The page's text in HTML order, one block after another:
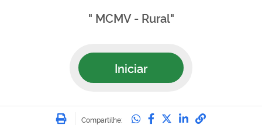
" MCMV - Rural"
Iniciar
Imprimir
Compartilhe: Compartilhe no
Compartilhe no
Compartilhe no
Compartilhe